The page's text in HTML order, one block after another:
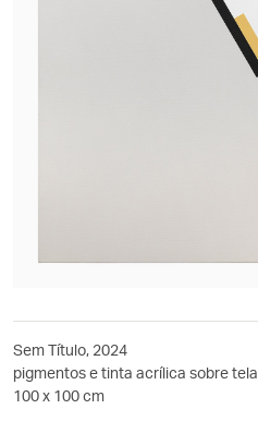
Sem Título, 2024
pigmentos e tinta acrílica sobre tela
100 x 100 cm